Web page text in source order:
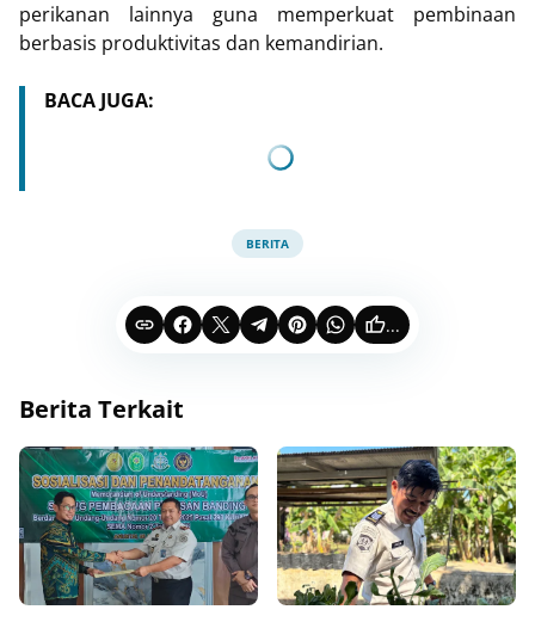
perikanan lainnya guna memperkuat pembinaan
berbasis produktivitas dan kemandirian.
BACA JUGA:
BERITA
...
Berita Terkait